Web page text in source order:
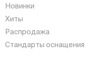
Новинки
Хиты
Распродажа
Стандарты оснащения